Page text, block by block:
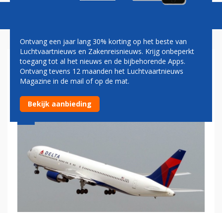
VLIEGTUIG DELTA WIJKT UIT
NAAR LONDEN
Ontvang een jaar lang 30% korting op het beste van
Luchtvaartnieuws en Zakenreisnieuws. Krijg onbeperkt
toegang tot al het nieuws en de bijbehorende Apps.
Ontvang tevens 12 maanden het Luchtvaartnieuws
Magazine in de mail of op de mat.
Bekijk aanbieding